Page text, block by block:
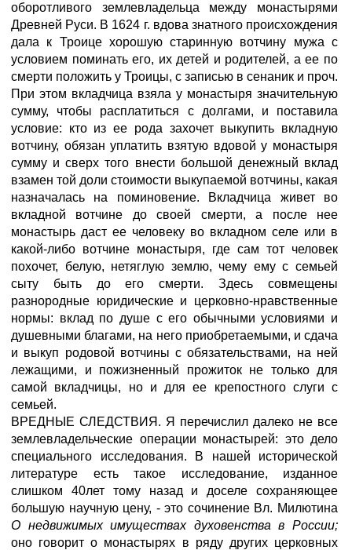
оборотливого землевладельца между монастырями
Древней Руси. В 1624 г. вдова знатного происхождения
дала к Троице хорошую старинную вотчину мужа с
условием поминать его, их детей и родителей, а ее по
смерти положить у Троицы, с записью в сенаник и проч.
При этом вкладчица взяла у монастыря значительную
сумму, чтобы расплатиться с долгами, и поставила
условие: кто из ее рода захочет выкупить вкладную
вотчину, обязан уплатить взятую вдовой у монастыря
сумму и сверх того внести большой денежный вклад
взамен той доли стоимости выкупаемой вотчины, какая
назначалась на поминовение. Вкладчица живет во
вкладной вотчине до своей смерти, а после нее
монастырь даст ее человеку во вкладном селе или в
какой-либо вотчине монастыря, где сам тот человек
похочет, белую, нетяглую землю, чему ему с семьей
сыту быть до его смерти. Здесь совмещены
разнородные юридические и церковно-нравственные
нормы: вклад по душе с его обычными условиями и
душевными благами, на него приобретаемыми, и сдача
и выкуп родовой вотчины с обязательствами, на ней
лежащими, и пожизненный прожиток не только для
самой вкладчицы, но и для ее крепостного слуги с
семьей.
ВРЕДНЫЕ СЛЕДСТВИЯ. Я перечислил далеко не все
землевладельческие операции монастырей: это дело
специального исследования. В нашей исторической
литературе есть такое исследование, изданное
слишком 40лет тому назад и доселе сохраняющее
большую научную цену, - это сочинение Вл. Милютина
О недвижимых имуществах духовенства в России;
оно говорит о монастырях в ряду других церковных